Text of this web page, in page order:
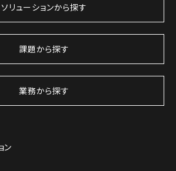
ソリューションから探す
課題から探す
業務から探す
ン